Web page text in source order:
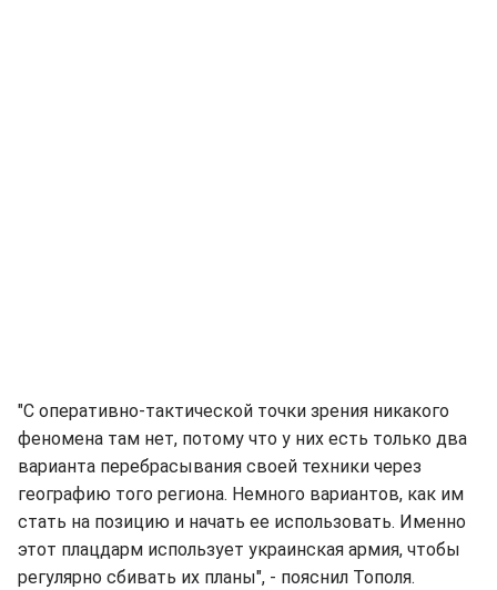
"С оперативно-тактической точки зрения никакого
феномена там нет, потому что у них есть только два
варианта перебрасывания своей техники через
географию того региона. Немного вариантов, как им
стать на позицию и начать ее использовать. Именно
этот плацдарм использует украинская армия, чтобы
регулярно сбивать их планы", - пояснил Тополя.